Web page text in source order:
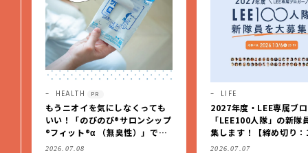
HEALTH PR
もうニオイを気にしなくっても
いい！「のびのび®サロンシップ
®フィット®α （無臭性）」で、
肩こりや足腰のダルさを出先で
2026.07.08
LIFE
2027年度・LEE専属ブロガ
「LEE100人隊」の新隊員
集します！【締め切り：
（火）】
2026.07.07